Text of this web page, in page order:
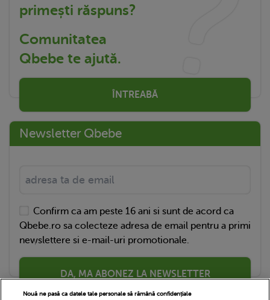
primești răspuns?
Comunitatea
Qbebe te ajută.
ÎNTREABĂ
Newsletter Qbebe
Confirm ca am peste 16 ani si sunt de acord ca
Qbebe.ro sa colecteze adresa de email pentru a primi
newslettere si e-mail-uri promotionale.
DA, MA ABONEZ LA NEWSLETTER
Nouă ne pasă ca datele tale personale să rămână confidențiale